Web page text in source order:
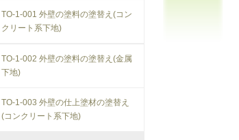
W-1-508 排気ダクトの取付け直し
W-1-509 下ぶき材、雨押え包み板の
再施工
W-1-510 庇部回りの防水テープ、水
切り鉄板の再施工
W-3-202 天井断熱材の不連続部分の
W-3-203 床断熱材のたれ下がり防止
W-3-501 外壁通気層構法の採用
SK-1-003 換気ファンの交換
C-2-001 天井仕上材の張替え
N-2-001 仕上材の張替え（内壁部）
TO-1-001 外壁の塗料の塗替え(コン
クリート系下地)
TO-1-002 外壁の塗料の塗替え(金属
下地)
TO-1-003 外壁の仕上塗材の塗替え
(コンクリート系下地)